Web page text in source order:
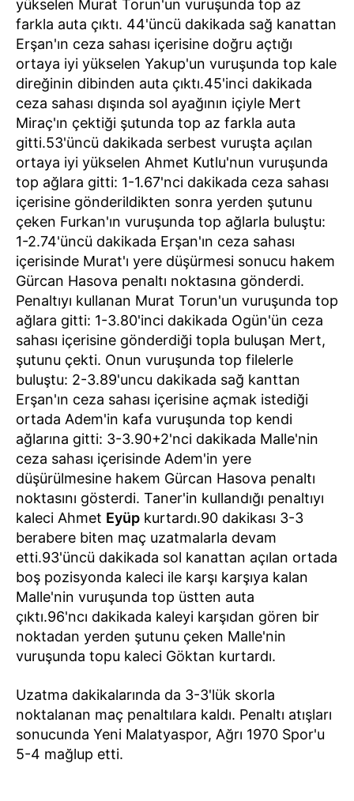
yükselen Murat Torun'un vuruşunda top az
farkla auta çıktı. 44'üncü dakikada sağ kanattan
Erşan'ın ceza sahası içerisine doğru açtığı
ortaya iyi yükselen Yakup'un vuruşunda top kale
direğinin dibinden auta çıktı.45'inci dakikada
ceza sahası dışında sol ayağının içiyle Mert
Miraç'ın çektiği şutunda top az farkla auta
gitti.53'üncü dakikada serbest vuruşta açılan
ortaya iyi yükselen Ahmet Kutlu'nun vuruşunda
top ağlara gitti: 1-1.67'nci dakikada ceza sahası
içerisine gönderildikten sonra yerden şutunu
çeken Furkan'ın vuruşunda top ağlarla buluştu:
1-2.74'üncü dakikada Erşan'ın ceza sahası
içerisinde Murat'ı yere düşürmesi sonucu hakem
Gürcan Hasova penaltı noktasına gönderdi.
Penaltıyı kullanan Murat Torun'un vuruşunda top
ağlara gitti: 1-3.80'inci dakikada Ogün'ün ceza
sahası içerisine gönderdiği topla buluşan Mert,
şutunu çekti. Onun vuruşunda top filelerle
buluştu: 2-3.89'uncu dakikada sağ kanttan
Erşan'ın ceza sahası içerisine açmak istediği
ortada Adem'in kafa vuruşunda top kendi
ağlarına gitti: 3-3.90+2'nci dakikada Malle'nin
ceza sahası içerisinde Adem'in yere
düşürülmesine hakem Gürcan Hasova penaltı
noktasını gösterdi. Taner'in kullandığı penaltıyı
kaleci Ahmet Eyüp kurtardı.90 dakikası 3-3
berabere biten maç uzatmalarla devam
etti.93'üncü dakikada sol kanattan açılan ortada
boş pozisyonda kaleci ile karşı karşıya kalan
Malle'nin vuruşunda top üstten auta
çıktı.96'ncı dakikada kaleyi karşıdan gören bir
noktadan yerden şutunu çeken Malle'nin
vuruşunda topu kaleci Göktan kurtardı.
Uzatma dakikalarında da 3-3'lük skorla
noktalanan maç penaltılara kaldı. Penaltı atışları
sonucunda Yeni Malatyaspor, Ağrı 1970 Spor'u
5-4 mağlup etti.